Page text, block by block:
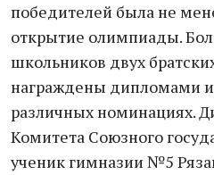
победителей была не
открытие олимпиады.
школьников двух
награждены дипломами
различных номинациях.
Комитета Союзного
ученик гимназии №5